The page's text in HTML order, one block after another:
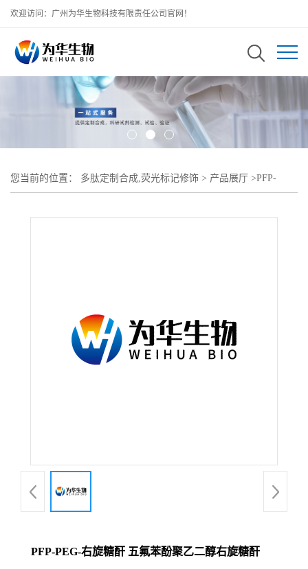
欢迎访问：广州为华生物科技有限责任公司官网！
您当前的位置： 多肽定制合成,荧光标记修饰 > 产品展厅 >PFP-
PFP-PEG-右旋糖酐 五氟苯酚聚乙二醇右旋糖酐